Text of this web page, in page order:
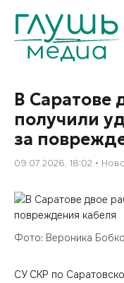
В Саратове
получили
за
09.07.2026, 18:02
Фото: Вероника
СУ СКР по